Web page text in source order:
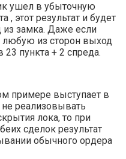
ушел в убыточную
, этот результат и будет
замка. Даже если
любую из сторон выход
23 пункта + 2 спреда.
примере выступает в
не реализовывать
лока, то при
сделок результат
обычного ордера